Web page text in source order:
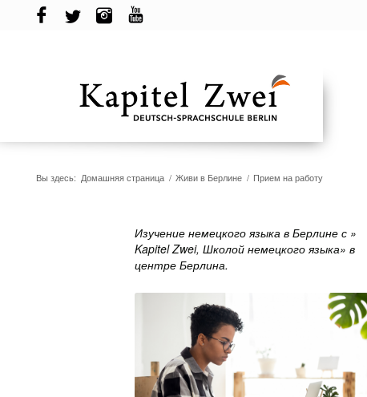
Вы здесь: Домашняя страница / Живи в Берлине / Прием на работу
Изучение немецкого языка в Берлине с »
Kapitel Zwei, Школой немецкого языка» в
центре Берлина.